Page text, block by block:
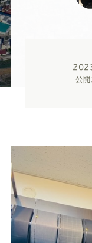
ー
の
公
式
ス
ー
ツ
2023
公開